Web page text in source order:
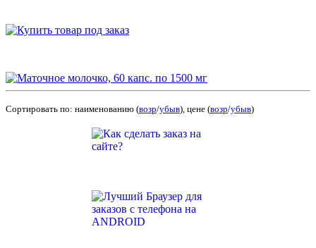
Сортировать по: наименованию (возр/убыв), цене (возр/убыв)